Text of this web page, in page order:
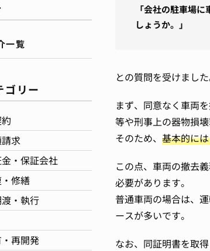
「会社の駐車場
しょうか。」
との質問を受けました
まず、同意なく車両
等や刑事上の器物損
そのため、 基本的に
この点、車両の撤去
必要があります。
普通車両の場合は、
ースが多いです。
なお、同証明書を取
一覧
ゴリー
求
・保証会社
修繕
・執行
再開発